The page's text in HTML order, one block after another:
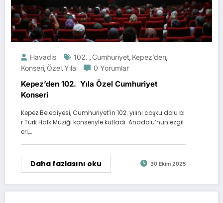
Havadis 102. , Cumhuriyet, Kepez’den,
Konseri, Özel,Yıla 0 Yorumlar
Kepez’den 102. Yıla Özel Cumhuriyet
Konseri
Kepez Belediyesi, Cumhuriyet’in 102. yılını coşku dolu bi
r Türk Halk Müziği konseriyle kutladı. Anadolu’nun ezgil
eri,…
Daha fazlasını oku 30 Ekim 2025